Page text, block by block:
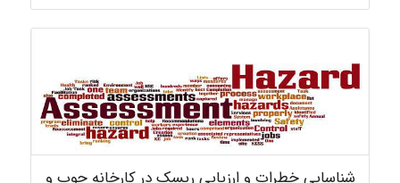
شناسایی خطرات و ارزیابی ریسک در کارخانه چوب و